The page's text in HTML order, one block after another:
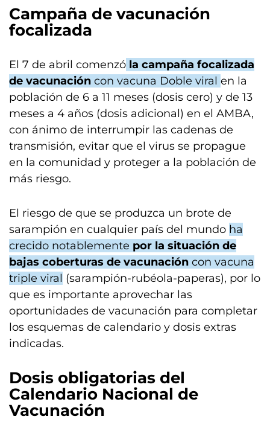
Campaña de vacunación
focalizada
El 7 de abril comenzó la campaña focalizada
de vacunación con vacuna Doble viral en la
población de 6 a 11 meses (dosis cero) y de 13
meses a 4 años (dosis adicional) en el AMBA,
con ánimo de interrumpir las cadenas de
transmisión, evitar que el virus se propague
en la comunidad y proteger a la población de
más riesgo.
El riesgo de que se produzca un brote de
sarampión en cualquier país del mundo ha
crecido notablemente por la situación de
bajas coberturas de vacunación con vacuna
triple viral (sarampión-rubéola-paperas), por lo
que es importante aprovechar las
oportunidades de vacunación para completar
los esquemas de calendario y dosis extras
indicadas.
Dosis obligatorias del
Calendario Nacional de
Vacunación